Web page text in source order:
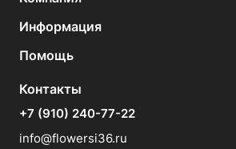
Информация
Помощь
Контакты
+7 (910) 240-77-22
info@flowersi36.ru